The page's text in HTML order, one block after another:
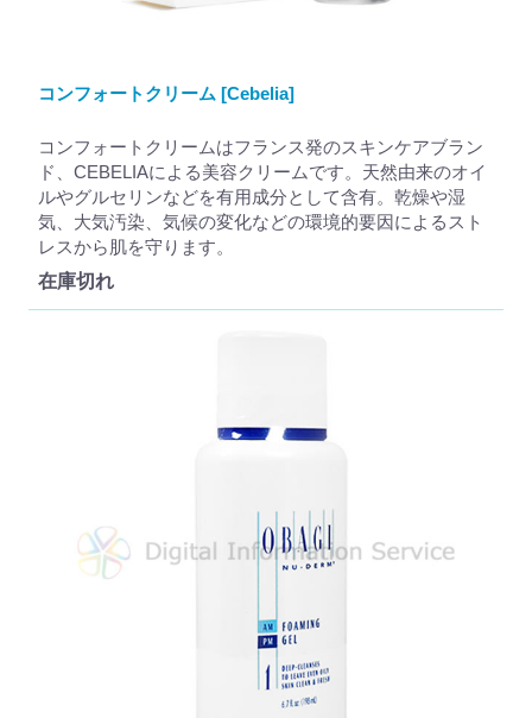
コンフォートクリーム [Cebelia]
コンフォートクリームはフランス発のスキンケアブラン
ド、CEBELIAによる美容クリームです。天然由来のオイ
ルやグルセリンなどを有用成分として含有。乾燥や湿
気、大気汚染、気候の変化などの環境的要因によるスト
レスから肌を守ります。
在庫切れ